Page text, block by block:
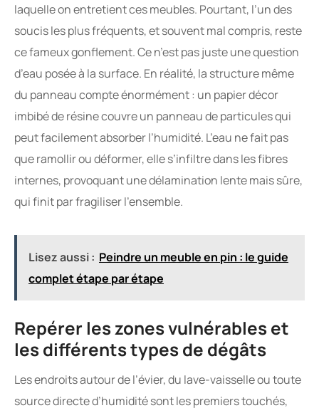
laquelle on entretient ces meubles. Pourtant, l’un des
soucis les plus fréquents, et souvent mal compris, reste
ce fameux gonflement. Ce n’est pas juste une question
d’eau posée à la surface. En réalité, la structure même
du panneau compte énormément : un papier décor
imbibé de résine couvre un panneau de particules qui
peut facilement absorber l’humidité. L’eau ne fait pas
que ramollir ou déformer, elle s’infiltre dans les fibres
internes, provoquant une délamination lente mais sûre,
qui finit par fragiliser l’ensemble.
Lisez aussi : Peindre un meuble en pin : le guide
complet étape par étape
Repérer les zones vulnérables et
les différents types de dégâts
Les endroits autour de l’évier, du lave-vaisselle ou toute
source directe d’humidité sont les premiers touchés,